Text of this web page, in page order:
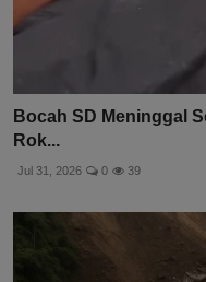
Bocah SD Meninggal
Rok...
Jul 31, 2026 0 39